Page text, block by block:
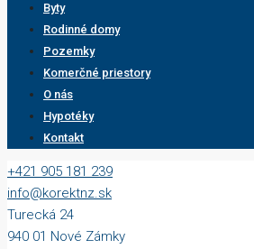
Byty
Rodinné domy
Pozemky
Komerčné priestory
O nás
Hypotéky
Kontakt
+421 905 181 239
info@korektnz.sk
Turecká 24
940 01 Nové Zámky